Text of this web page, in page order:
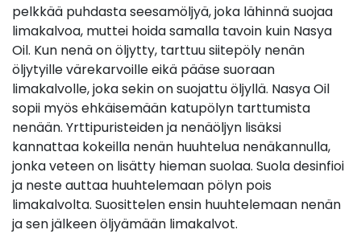
pelkkää puhdasta seesamöljyä, joka lähinnä suojaa
limakalvoa, muttei hoida samalla tavoin kuin Nasya
Oil. Kun nenä on öljytty, tarttuu siitepöly nenän
öljytyille värekarvoille eikä pääse suoraan
limakalvolle, joka sekin on suojattu öljyllä. Nasya Oil
sopii myös ehkäisemään katupölyn tarttumista
nenään. Yrttipuristeiden ja nenäöljyn lisäksi
kannattaa kokeilla nenän huuhtelua nenäkannulla,
jonka veteen on lisätty hieman suolaa. Suola desinfioi
ja neste auttaa huuhtelemaan pölyn pois
limakalvolta. Suosittelen ensin huuhtelemaan nenän
ja sen jälkeen öljyämään limakalvot.